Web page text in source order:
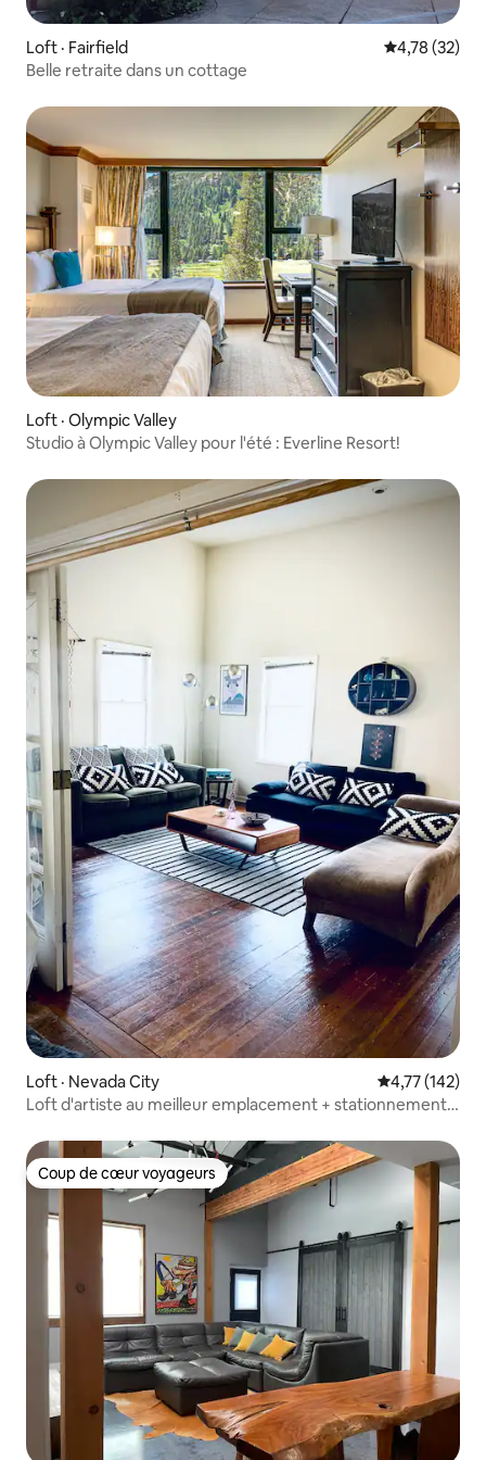
Loft · Fairfield Note
4,78 (32)
Belle retraite dans un cottage
Loft · Olympic Valley
Studio à Olympic Valley pour l'été : Everline Resort!
Loft · Nevada City Note
4,77 (142)
Loft d'artiste au meilleur emplacement + stationnement
Coup de cœur voyageurs
Coup de cœur voyageurs